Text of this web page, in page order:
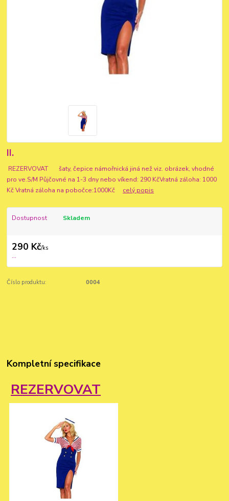
II.
REZERVOVAT šaty, čepice námořnická jiná než viz. obrázek, vhodné
pro ve.S/M Půjčovné na 1-3 dny nebo víkend: 290 KčVratná záloha: 1000
Kč Vratná záloha na pobočce:1000Kč celý popis
Dostupnost Skladem
290 Kč/ks
...
Číslo produktu: 0004
Kompletní specifikace
REZERVOVAT